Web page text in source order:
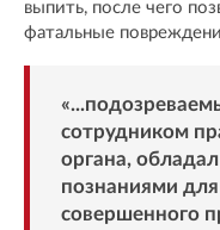
выпить, после чего
фатальные
сотрудником
органа,
познаниями
совершенного